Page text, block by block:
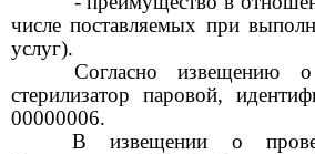
числе поставляемых при
услуг).
Согласно извещению
стерилизатор паровой,
00000006.
В извещении о